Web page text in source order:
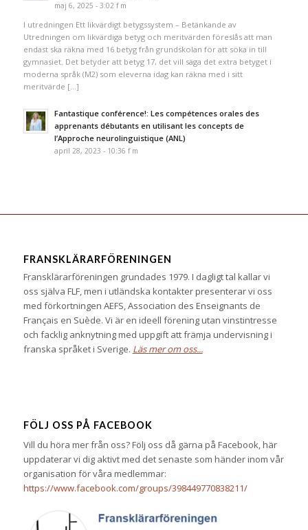
maj 6, 2025 - 3:02 f m
I utredningen Ett likvärdigt betygssystem – Betänkande av
Utredningen om likvärdiga betyg och meritvärden föreslås att man
endast ska räkna med 16 betyg från grundskolan för att söka in till
gymnasiet. Det betyder att betyg 17, det vill säga det extra betyget i
moderna språk (M2) som eleverna idag kan räkna med i sitt
meritvärde […]
Fantastique conférence!: Les compétences orales des
apprenants débutants en utilisant les concepts de
l’Approche neurolinguistique (ANL)
april 28, 2023 - 10:36 f m
FRANSKLÄRARFÖRENINGEN
Fransklärarföreningen grundades 1979. I dagligt tal kallar vi
oss själva FLF, men i utländska kontakter presenterar vi oss
med förkortningen AEFS, Association des Enseignants de
Français en Suède. Vi är en ideell förening utan vinstintresse
och facklig anknytning med uppgift att främja undervisning i
franska språket i Sverige. Läs mer om oss...
FÖLJ OSS PÅ FACEBOOK
Vill du höra mer från oss? Följ oss då gärna på Facebook, här
uppdaterar vi dig aktivt med det senaste som händer inom vår
organisation för våra medlemmar:
https://www.facebook.com/groups/398449770838211/